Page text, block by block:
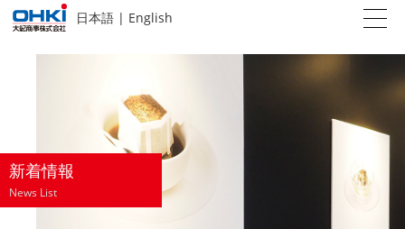
日本語 | English
新着情報
News List